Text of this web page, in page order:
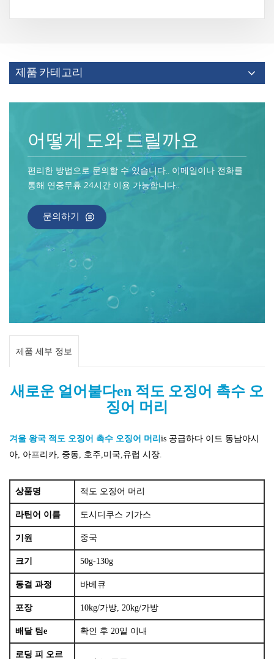
제품 카테고리
어떻게 도와 드릴까요
편리한 방법으로 문의할 수 있습니다.. 이메일이나 전화를
통해 연중무휴 24시간 이용 가능합니다..
문의하기
제품 세부 정보
새로운 얼어붙다en 적도 오징어 촉수 오
징어 머리
겨울 왕국 적도 오징어 촉수 오징어 머리 is 공급하다 이드 동남아시
아, 아프리카, 중동, 호주,미국,유럽 시장.
상품명 적도 오징어 머리
라틴어 이름 도시디쿠스 기가스
기원 중국
크기 50g-130g
동결 과정 바베큐
포장 10kg/가방, 20kg/가방
배달 팀e 확인 후 20일 이내
로딩 피 오르